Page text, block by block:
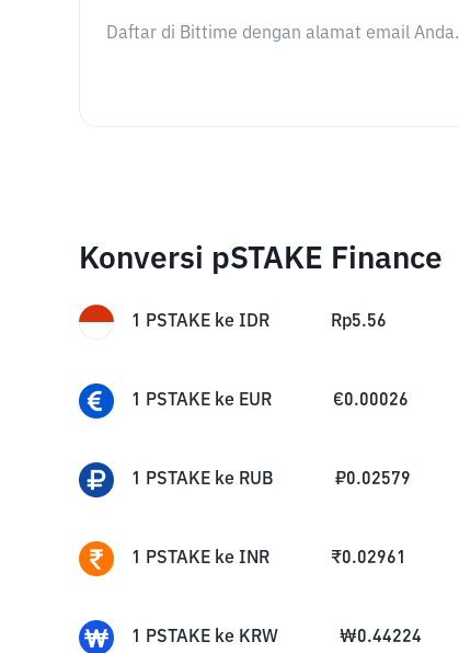
Daftar di Bittime dengan alamat email Anda.
Konversi pSTAKE Finance
1 PSTAKE ke IDR Rp5.56
1 PSTAKE ke EUR €0.00026
1 PSTAKE ke RUB ₽0.02579
1 PSTAKE ke INR ₹0.02961
1 PSTAKE ke KRW ₩0.44224